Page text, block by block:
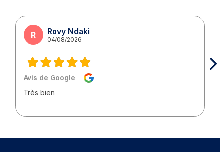
R Rovy Ndaki
04/08/2026
Avis de Google
Très bien